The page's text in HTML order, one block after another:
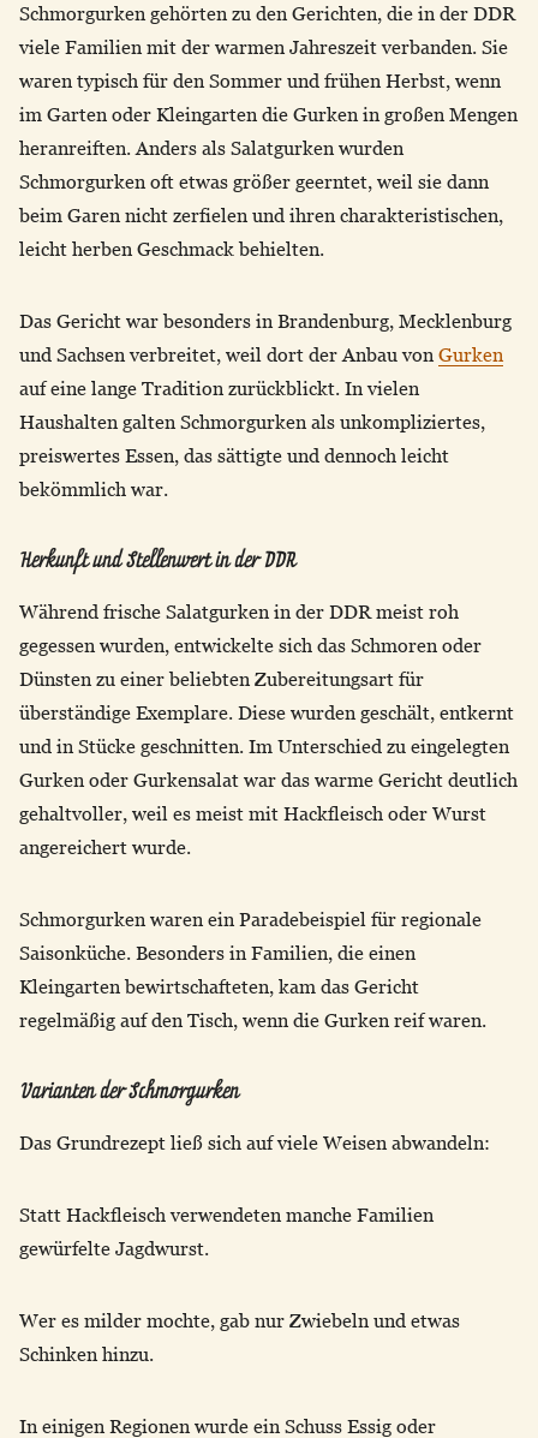
Schmorgurken gehörten zu den Gerichten, die in der DDR
viele Familien mit der warmen Jahreszeit verbanden. Sie
waren typisch für den Sommer und frühen Herbst, wenn
im Garten oder Kleingarten die Gurken in großen Mengen
heranreiften. Anders als Salatgurken wurden
Schmorgurken oft etwas größer geerntet, weil sie dann
beim Garen nicht zerfielen und ihren charakteristischen,
leicht herben Geschmack behielten.
Das Gericht war besonders in Brandenburg, Mecklenburg
und Sachsen verbreitet, weil dort der Anbau von Gurken
auf eine lange Tradition zurückblickt. In vielen
Haushalten galten Schmorgurken als unkompliziertes,
preiswertes Essen, das sättigte und dennoch leicht
bekömmlich war.
Herkunft und Stellenwert in der DDR
Während frische Salatgurken in der DDR meist roh
gegessen wurden, entwickelte sich das Schmoren oder
Dünsten zu einer beliebten Zubereitungsart für
überständige Exemplare. Diese wurden geschält, entkernt
und in Stücke geschnitten. Im Unterschied zu eingelegten
Gurken oder Gurkensalat war das warme Gericht deutlich
gehaltvoller, weil es meist mit Hackfleisch oder Wurst
angereichert wurde.
Schmorgurken waren ein Paradebeispiel für regionale
Saisonküche. Besonders in Familien, die einen
Kleingarten bewirtschafteten, kam das Gericht
regelmäßig auf den Tisch, wenn die Gurken reif waren.
Varianten der Schmorgurken
Das Grundrezept ließ sich auf viele Weisen abwandeln:
Statt Hackfleisch verwendeten manche Familien
gewürfelte Jagdwurst.
Wer es milder mochte, gab nur Zwiebeln und etwas
Schinken hinzu.
In einigen Regionen wurde ein Schuss Essig oder